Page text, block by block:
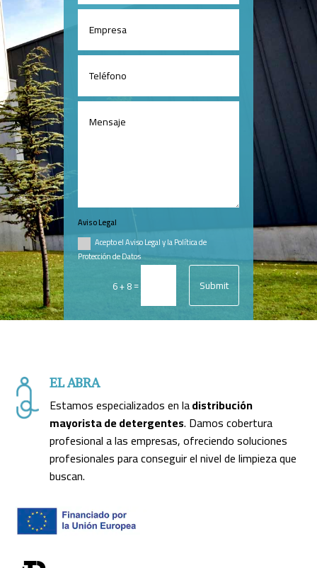
Aviso Legal
Acepto el Aviso Legal y la Política de
Protección de Datos
6 + 8= Submit
EL ABRA
Estamos especializados en ladistribución
mayorista de detergentes. Damos cobertura
profesional a las empresas, ofreciendo soluciones
profesionales para conseguir el nivel de limpieza que
buscan.